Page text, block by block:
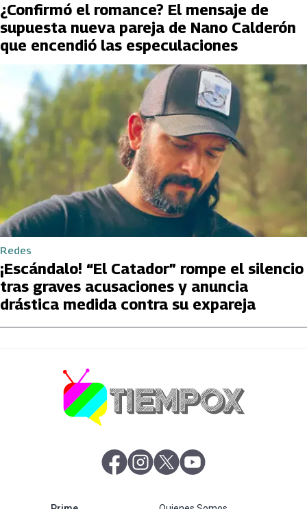
¿Confirmó el romance? El mensaje de
supuesta nueva pareja de Nano Calderón
que encendió las especulaciones
Redes
¡Escándalo! “El Catador” rompe el silencio
tras graves acusaciones y anuncia
drástica medida contra su expareja
abre en nueva pestaña
abre en nueva pestaña
abre en nueva pestaña